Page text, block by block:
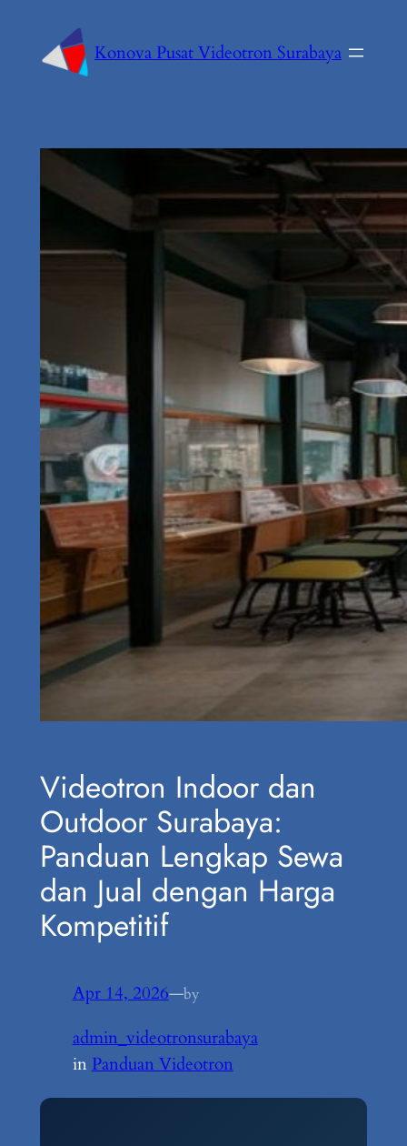
Konova Pusat Videotron Surabaya
Videotron Indoor dan
Outdoor Surabaya:
Panduan Lengkap Sewa
dan Jual dengan Harga
Kompetitif
Apr 14, 2026—by
admin_videotronsurabaya
in Panduan Videotron